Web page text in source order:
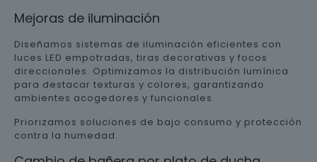
Mejoras de iluminación
Diseñamos sistemas de iluminación eficientes con
luces LED empotradas, tiras decorativas y focos
direccionales. Optimizamos la distribución lumínica
para destacar texturas y colores, garantizando
ambientes acogedores y funcionales.
Priorizamos soluciones de bajo consumo y protección
contra la humedad.